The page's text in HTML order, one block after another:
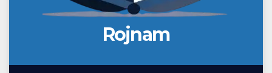
Rojnam